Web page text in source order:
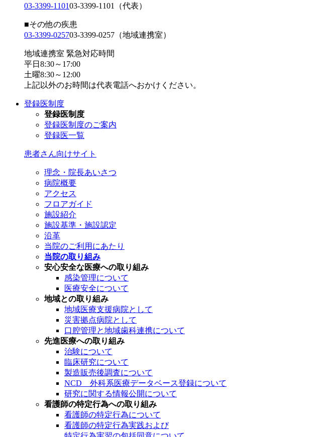
03-3399-110103-3399-1101 （代表）
■その他の疾患
03-3399-025703-3399-0257 （地域連携室）
地域連携室 緊急対応時間
平日8:30～17:00
土曜8:30～12:00
上記以外のお時間は代表電話へおかけください。
登録医制度
登録医制度
登録医制度のご案内
登録医一覧
患者さん向けサイト
理念・院長あいさつ
病院概要
アクセス
フロアガイド
施設紹介
施設基準・施設認定
沿革
当院のご利用にあたり
当院の取り組み
安心安全な医療への取り組み
感染管理について
医療安全について
地域との取り組み
地域医療支援病院として
災害拠点病院として
口腔管理と地域歯科連携について
先進医療への取り組み
治験について
臨床研究について
製造販売後調査について
NCD 外科系医療データベース登録について
研究に関する情報公開について
看護師の特定行為への取り組み
看護師の特定行為について
看護師の特定行為実践および